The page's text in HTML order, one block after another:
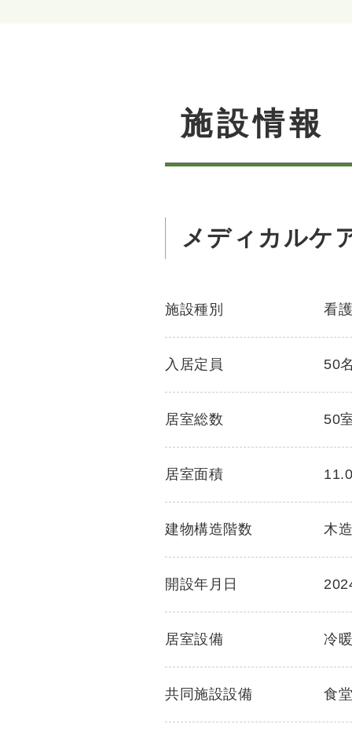
施設情報
メディカルケ
施設種別 看
入居定員 50
居室総数 50
居室面積
建物構造階数 木
開設年月日
居室設備 冷
共同施設設備 食